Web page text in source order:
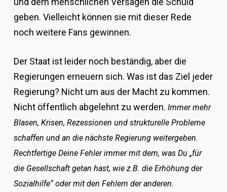
geben. Vielleicht können sie mit dieser Rede
noch weitere Fans gewinnen.
Der Staat ist leider noch beständig, aber die
Regierungen erneuern sich. Was ist das Ziel jeder
Regierung? Nicht um aus der Macht zu kommen.
Nicht öffentlich abgelehnt zu werden. Immer mehr
Blasen, Krisen, Rezessionen und strukturelle Probleme
schaffen und an die nächste Regierung weitergeben.
Rechtfertige Deine Fehler immer mit dem, was Du „für
die Gesellschaft getan hast, wie z.B. die Erhöhung der
Sozialhilfe“ oder mit den Fehlern der anderen.